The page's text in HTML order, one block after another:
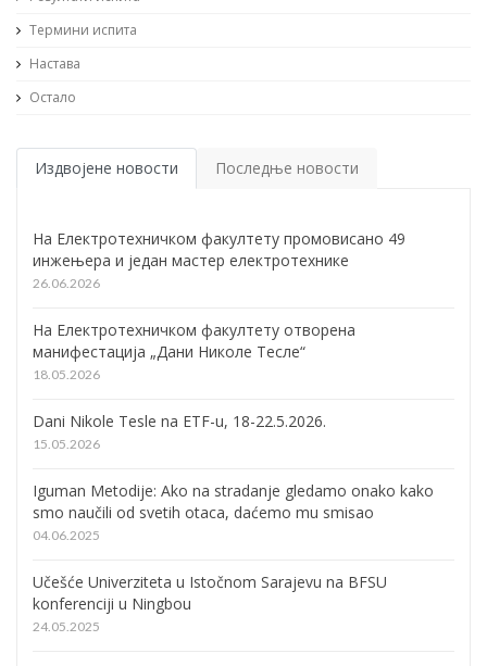
Термини испита
Настава
Остало
Издвојене новости Последње новости
На Електротехничком факултету промовисано 49
инжењера и један мастер електротехнике
26.06.2026
На Електротехничком факултету отворена
манифестација „Дани Николе Тесле“
18.05.2026
Dani Nikole Tesle na ETF-u, 18-22.5.2026.
15.05.2026
Iguman Metodije: Ako na stradanje gledamo onako kako
smo naučili od svetih otaca, daćemo mu smisao
04.06.2025
Učešće Univerziteta u Istočnom Sarajevu na BFSU
konferenciji u Ningbou
24.05.2025